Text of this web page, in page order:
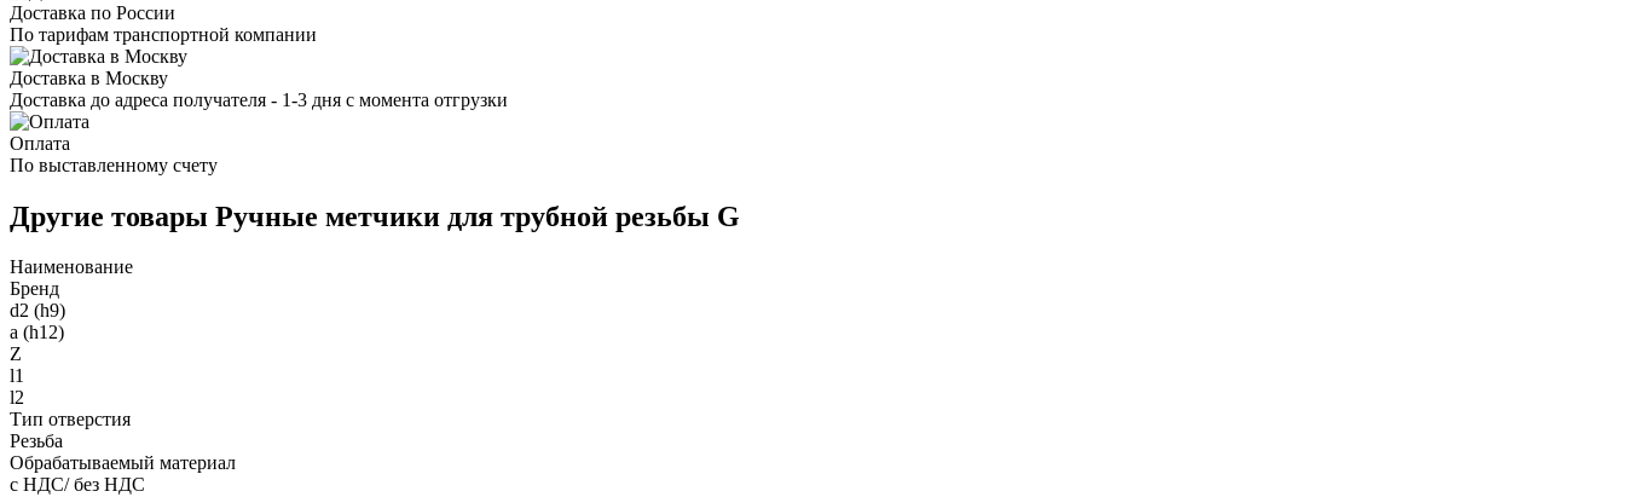
Доставка по России
По тарифам транспортной компании
Доставка в Москву
Доставка до адреса получателя - 1-3 дня с момента отгрузки
Оплата
По выставленному счету
Другие товары Ручные метчики для трубной резьбы G
Наименование
Бренд
d2 (h9)
a (h12)
Z
l1
l2
Тип отверстия
Резьба
Обрабатываемый материал
с НДС/ без НДС